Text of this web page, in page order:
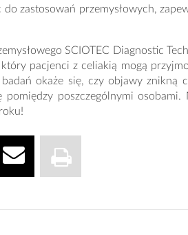
zastosowań przemysłowych,
SCIOTEC Diagnostic
pacjenci z celiakią mogą
okaże się, czy objawy znikną
poszczególnymi